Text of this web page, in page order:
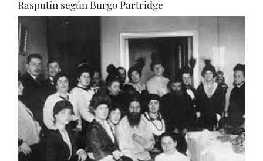
Rasputín según Burgo Partridge
Ver
imagen
más
grande